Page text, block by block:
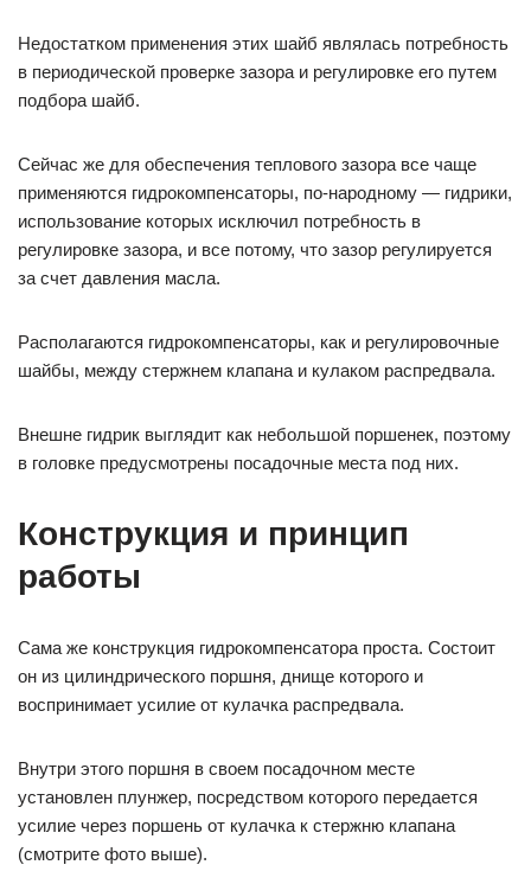
Недостатком применения этих шайб являлась потребность
в периодической проверке зазора и регулировке его путем
подбора шайб.
Сейчас же для обеспечения теплового зазора все чаще
применяются гидрокомпенсаторы, по-народному — гидрики,
использование которых исключил потребность в
регулировке зазора, и все потому, что зазор регулируется
за счет давления масла.
Располагаются гидрокомпенсаторы, как и регулировочные
шайбы, между стержнем клапана и кулаком распредвала.
Внешне гидрик выглядит как небольшой поршенек, поэтому
в головке предусмотрены посадочные места под них.
Конструкция и принцип
работы
Сама же конструкция гидрокомпенсатора проста. Состоит
он из цилиндрического поршня, днище которого и
воспринимает усилие от кулачка распредвала.
Внутри этого поршня в своем посадочном месте
установлен плунжер, посредством которого передается
усилие через поршень от кулачка к стержню клапана
(смотрите фото выше).